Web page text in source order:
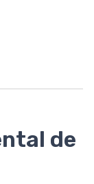
de